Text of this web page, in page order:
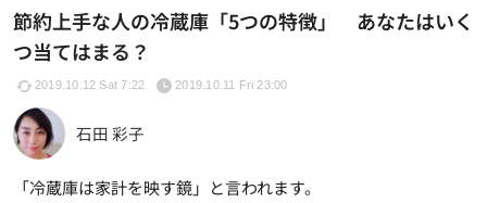
節約上手な人の冷蔵庫「5つの特徴」 あなたはいく
つ当てはまる？
2019.10.12 Sat 7:22 2019.10.11 Fri 23:00
石田 彩子
「冷蔵庫は家計を映す鏡」と言われます。